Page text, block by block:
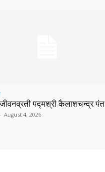
जीवनव्रती पद्मश्री कैलाशचन्‍द्र पंत
- August 4, 2026